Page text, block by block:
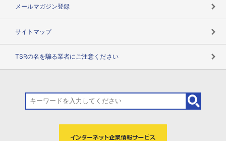
メールマガジン登録
サイトマップ
TSRの名を騙る業者にご注意ください